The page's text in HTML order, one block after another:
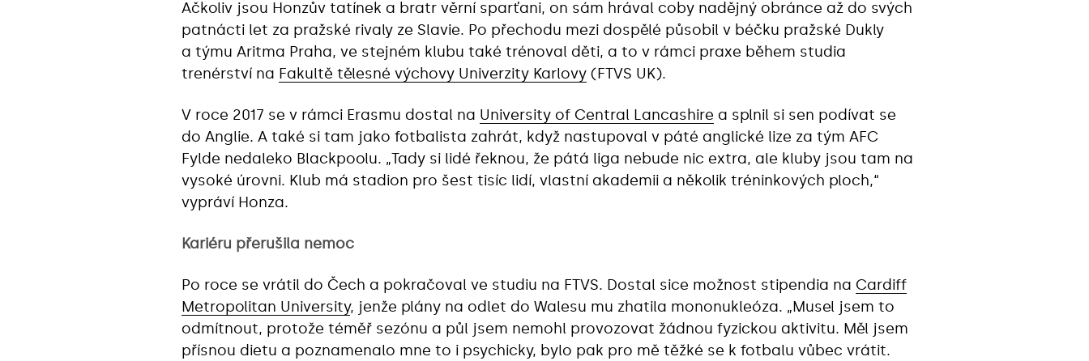
Ačkoliv jsou Honzův tatínek a bratr věrní sparťani, on sám hrával coby nadějný obránce až do svých
patnácti let za pražské rivaly ze Slavie. Po přechodu mezi dospělé působil v béčku pražské Dukly
a týmu Aritma Praha, ve stejném klubu také trénoval děti, a to v rámci praxe během studia
trenérství na Fakultě tělesné výchovy Univerzity Karlovy (FTVS UK).
V roce 2017 se v rámci Erasmu dostal na University of Central Lancashire a splnil si sen podívat se
do Anglie. A také si tam jako fotbalista zahrát, když nastupoval v páté anglické lize za tým AFC
Fylde nedaleko Blackpoolu. „Tady si lidé řeknou, že pátá liga nebude nic extra, ale kluby jsou tam na
vysoké úrovni. Klub má stadion pro šest tisíc lidí, vlastní akademii a několik tréninkových ploch,“
vypráví Honza.
Kariéru přerušila nemoc
Po roce se vrátil do Čech a pokračoval ve studiu na FTVS. Dostal sice možnost stipendia na Cardiff
Metropolitan University, jenže plány na odlet do Walesu mu zhatila mononukleóza. „Musel jsem to
odmítnout, protože téměř sezónu a půl jsem nemohl provozovat žádnou fyzickou aktivitu. Měl jsem
přísnou dietu a poznamenalo mne to i psychicky, bylo pak pro mě těžké se k fotbalu vůbec vrátit.